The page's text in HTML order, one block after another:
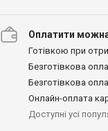
Оплатити
Готівкою при
Безготівкова
Безготівкова
Онлайн-оплата
Доступні усі